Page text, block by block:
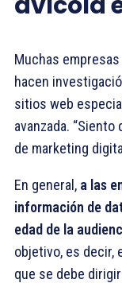
Muchas
hacen
sitios web
avanzada.
de marketing
En general, a las
información de
edad de la
objetivo, es decir,
que se debe